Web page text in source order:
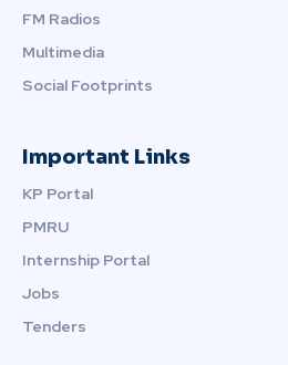
FM Radios
Multimedia
Social Footprints
Important Links
KP Portal
PMRU
Internship Portal
Jobs
Tenders